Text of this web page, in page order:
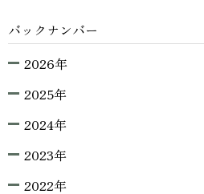
バックナンバー
2026年
2025年
2024年
2023年
2022年